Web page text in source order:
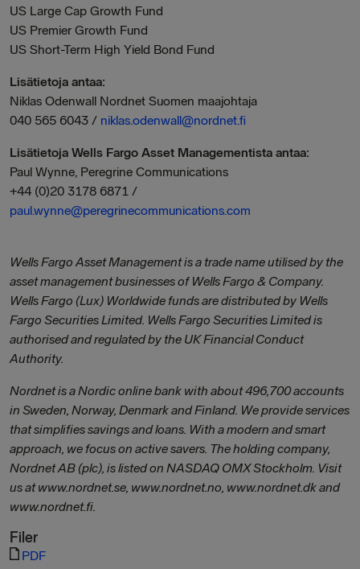
US Large Cap Growth Fund
US Premier Growth Fund
US Short-Term High Yield Bond Fund
Lisätietoja antaa:
Niklas Odenwall Nordnet Suomen maajohtaja
040 565 6043 / niklas.odenwall@nordnet.fi
Lisätietoja Wells Fargo Asset Managementista antaa:
Paul Wynne, Peregrine Communications
+44 (0)20 3178 6871 /
paul.wynne@peregrinecommunications.com
Wells Fargo Asset Management is a trade name utilised by the
asset management businesses of Wells Fargo & Company.
Wells Fargo (Lux) Worldwide funds are distributed by Wells
Fargo Securities Limited. Wells Fargo Securities Limited is
authorised and regulated by the UK Financial Conduct
Authority.
Nordnet is a Nordic online bank with about 496,700 accounts
in Sweden, Norway, Denmark and Finland. We provide services
that simplifies savings and loans. With a modern and smart
approach, we focus on active savers. The holding company,
Nordnet AB (plc), is listed on NASDAQ OMX Stockholm. Visit
us at www.nordnet.se, www.nordnet.no, www.nordnet.dk and
www.nordnet.fi.
Filer
PDF